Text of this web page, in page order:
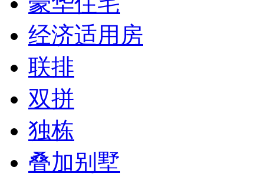
经济适用房
联排
双拼
独栋
叠加别墅